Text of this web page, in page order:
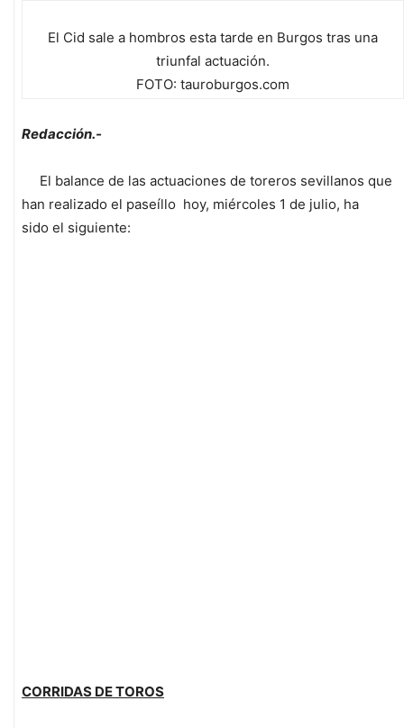
El Cid sale a hombros esta tarde en Burgos tras una
triunfal actuación.
FOTO: tauroburgos.com
Redacción.-
El balance de las actuaciones de toreros sevillanos que
han realizado el paseíllo hoy, miércoles 1 de julio, ha
sido el siguiente:
CORRIDAS DE TOROS